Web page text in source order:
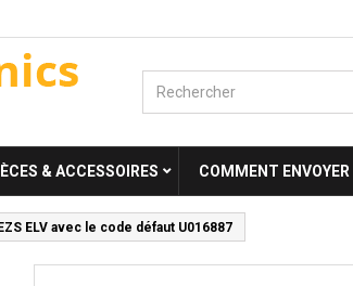
& ACCESSOIRES COMMENT
ELV avec le code défaut U016887